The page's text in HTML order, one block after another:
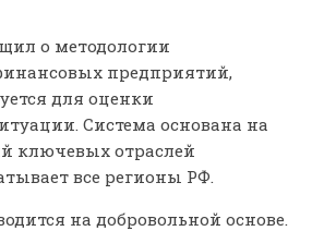
о методологии
предприятий,
для оценки
Система основана на
ключевых отраслей
все регионы РФ.
на добровольной основе.